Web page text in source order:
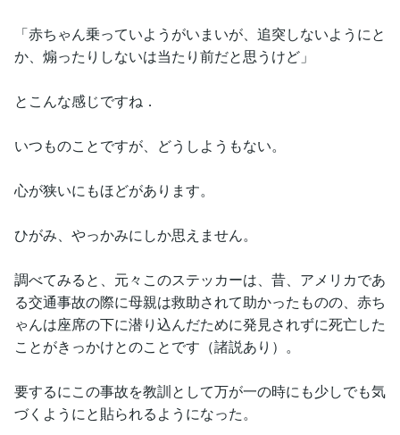
「赤ちゃん乗っていようがいまいが、追突しないようにと
か、煽ったりしないは当たり前だと思うけど」
とこんな感じですね．
いつものことですが、どうしようもない。
心が狭いにもほどがあります。
ひがみ、やっかみにしか思えません。
調べてみると、元々このステッカーは、昔、アメリカであ
る交通事故の際に母親は救助されて助かったものの、赤ち
ゃんは座席の下に潜り込んだために発見されずに死亡した
ことがきっかけとのことです（諸説あり）。
要するにこの事故を教訓として万が一の時にも少しでも気
づくようにと貼られるようになった。